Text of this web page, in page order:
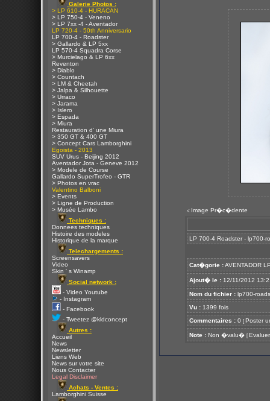
Galerie Photos :
> LP 610-4 - HURACAN
> LP 750-4 - Veneno
> LP 7xx -4 - Aventador
LP 720-4 - 50th Anniversario
LP 700-4 - Roadster
> Gallardo & LP 5xx
LP 570-4 Squadra Corse
> Murcielago & LP 6xx
Reventon
> Diablo
> Countach
> LM & Cheetah
> Jalpa & Silhouette
> Urraco
> Jarama
> Islero
> Espada
> Miura
Restauration d' une Miura
> 350 GT & 400 GT
> Concept Cars Lamborghini
Egoista - 2013
SUV Urus - Beijing 2012
Aventador Jota - Geneve 2012
> Modele de Course
Gallardo SuperTrofeo - GTR
> Photos en vrac
Valentino Balboni
> Events
> Ligne de Production
> Musée Lambo
Techniques :
Donnees techniques
Histoire des modeles
Historique de la marque
Telechargements :
Screensavers
Video
Skin ' s Winamp
Social network :
- Video Youtube
- Instagram
- Facebook
- Tweetez @kldconcept
Autres :
Accueil
News
Newsletter
Liens Web
News sur votre site
Nous Contacter
Legal Disclaimer
Achats - Ventes :
Lamborghini Suisse
< Image Pr�c�dente
LP 700-4 Roadster - lp700-
Cat�gorie :AVENTADOR
Ajout� le : 12/11/2012
Nom du fichier : lp700-
Vu : 1399 fois
Commentaires : 0 [ Poster
Note : Non �valu� [ Evaluer